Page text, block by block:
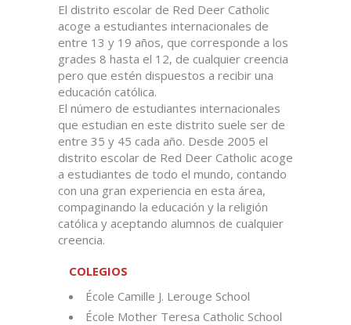
El distrito escolar de Red Deer Catholic
acoge a estudiantes internacionales de
entre 13 y 19 años, que corresponde a los
grades 8 hasta el 12, de cualquier creencia
pero que estén dispuestos a recibir una
educación católica.
El número de estudiantes internacionales
que estudian en este distrito suele ser de
entre 35 y 45 cada año. Desde 2005 el
distrito escolar de Red Deer Catholic acoge
a estudiantes de todo el mundo, contando
con una gran experiencia en esta área,
compaginando la educación y la religión
católica y aceptando alumnos de cualquier
creencia.
COLEGIOS
École Camille J. Lerouge School
École Mother Teresa Catholic School